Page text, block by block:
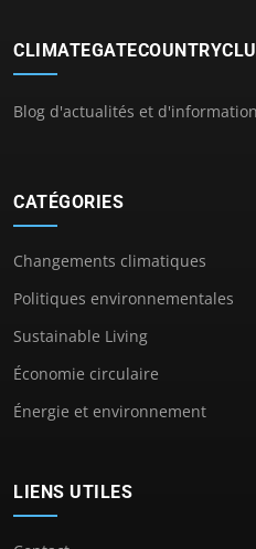
Blog d'actualités et
CATÉGORIES
Changements climatiques
Politiques environnementales
Sustainable Living
Économie circulaire
Énergie et environnement
LIENS UTILES